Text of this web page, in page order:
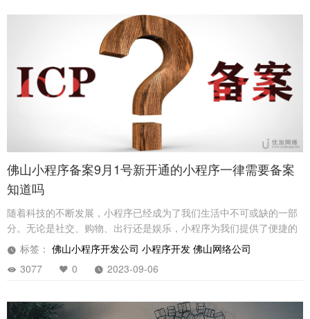
佛山小程序备案9月1号新开通的小程序一律需要备案
知道吗
随着科技的不断发展，小程序已经成为了我们生活中不可或缺的一部
分。无论是社交、购物、出行还是娱乐，小程序为我们提供了便捷的
解决方案。然而，为了更好地管理和监管小程序，自2023年9月1日
起，我国将实行一项新政策，要求所有新开通的小程序一律需要进行
备案。
标签： 佛山小程序开发公司 小程序开发 佛山网络公司
3077
0 2023-09-06